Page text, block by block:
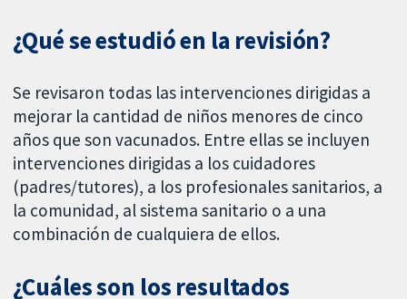
¿Qué se estudió en la revisión?
Se revisaron todas las intervenciones dirigidas a
mejorar la cantidad de niños menores de cinco
años que son vacunados. Entre ellas se incluyen
intervenciones dirigidas a los cuidadores
(padres/tutores), a los profesionales sanitarios, a
la comunidad, al sistema sanitario o a una
combinación de cualquiera de ellos.
¿Cuáles son los resultados